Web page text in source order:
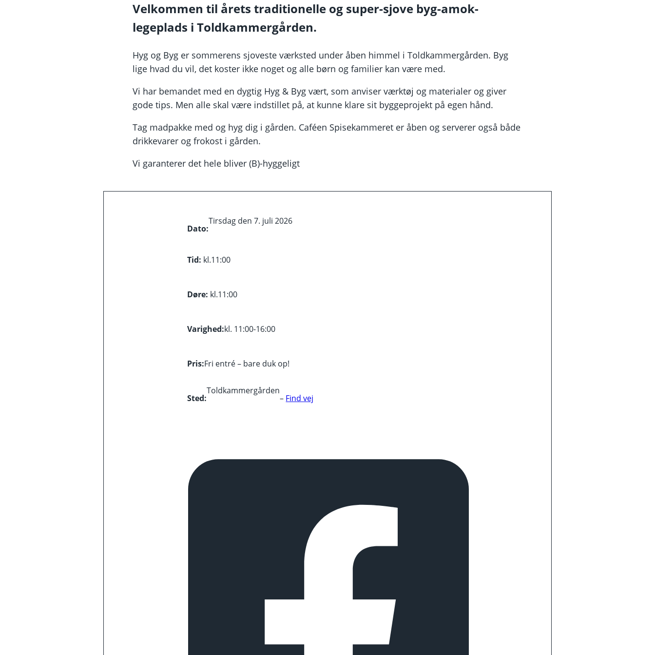
Velkommen til årets traditionelle og super-sjove byg-amok-
legeplads i Toldkammergården.
Hyg og Byg er sommerens sjoveste værksted under åben himmel i Toldkammergården. Byg
lige hvad du vil, det koster ikke noget og alle børn og familier kan være med.
Vi har bemandet med en dygtig Hyg & Byg vært, som anviser værktøj og materialer og giver
gode tips. Men alle skal være indstillet på, at kunne klare sit byggeprojekt på egen hånd.
Tag madpakke med og hyg dig i gården. Caféen Spisekammeret er åben og serverer også både
drikkevarer og frokost i gården.
Vi garanterer det hele bliver (B)-hyggeligt
Dato:
Tirsdag den 7. juli 2026
Tid: kl.11:00
Døre: kl.11:00
Varighed:kl. 11:00-16:00
Pris:Fri entré – bare duk op!
Sted:
Toldkammergården
– Find vej